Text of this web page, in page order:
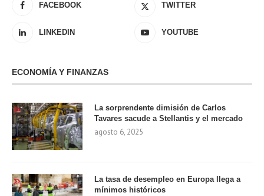
FACEBOOK TWITTER
LINKEDIN YOUTUBE
ECONOMÍA Y FINANZAS
La sorprendente dimisión de Carlos
Tavares sacude a Stellantis y el mercado
agosto 6, 2025
La tasa de desempleo en Europa llega a
mínimos históricos